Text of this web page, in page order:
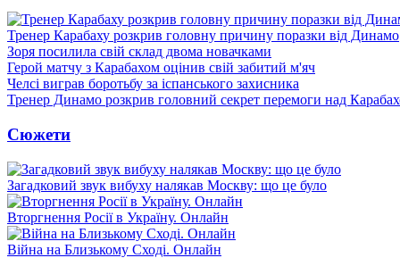
Тренер Карабаху розкрив головну причину поразки від Динамо
Зоря посилила свій склад двома новачками
Герой матчу з Карабахом оцінив свій забитий м'яч
Челсі виграв боротьбу за іспанського захисника
Тренер Динамо розкрив головний секрет перемоги над
Сюжети
Загадковий звук вибуху налякав Москву: що це було
Вторгнення Росії в Україну. Онлайн
Війна на Близькому Сході. Онлайн